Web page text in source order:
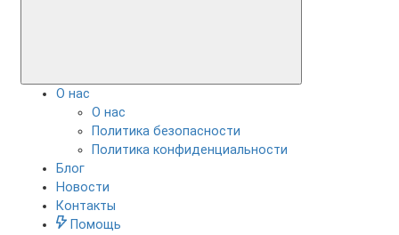
О нас
О нас
Политика безопасности
Политика конфиденциальности
Блог
Новости
Контакты
Помощь